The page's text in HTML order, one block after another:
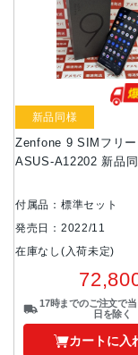
Zenfone 9 SIMフリ
ASUS-A12202 新品
新品同様
付属品：標準セット
発売日：2022/11
在庫なし(入荷未定)
17時までのご注文で
日を除く
カートに入